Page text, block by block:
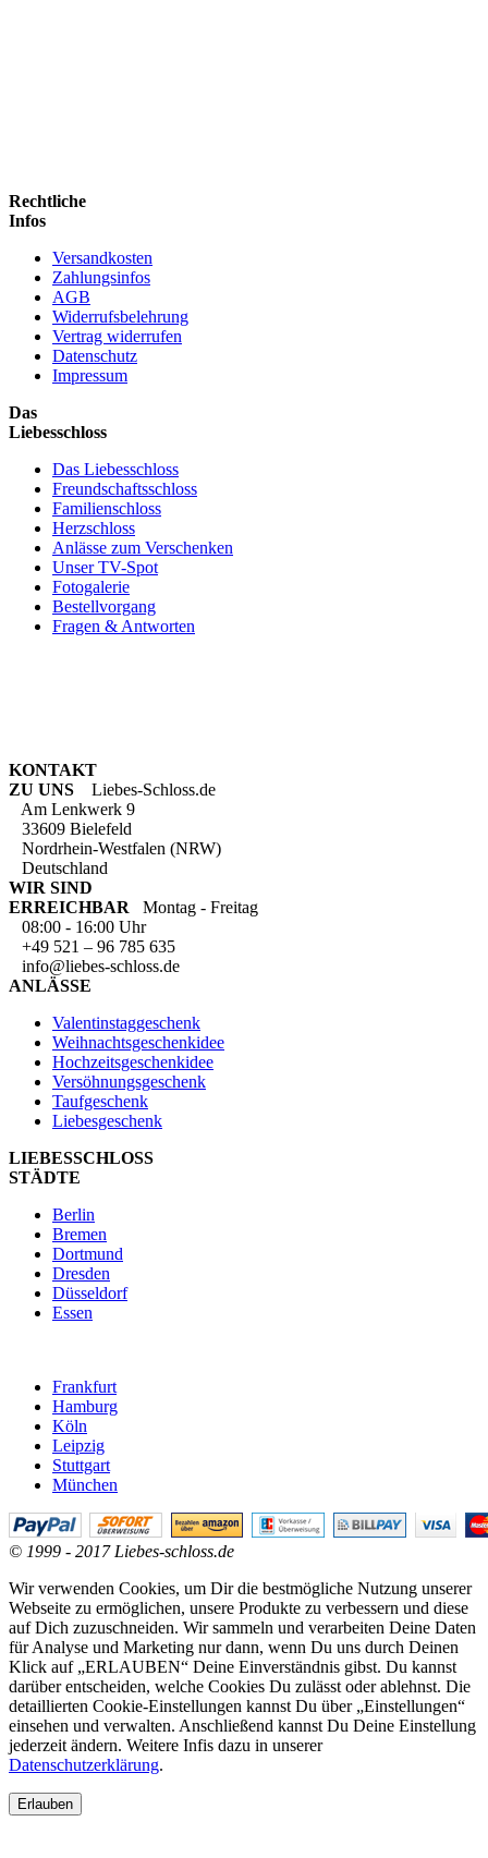
Rechtliche
Infos
Versandkosten
Zahlungsinfos
AGB
Widerrufsbelehrung
Vertrag widerrufen
Datenschutz
Impressum
Das
Liebesschloss
Das Liebesschloss
Freundschaftsschloss
Familienschloss
Herzschloss
Anlässe zum Verschenken
Unser TV-Spot
Fotogalerie
Bestellvorgang
Fragen & Antworten
KONTAKT
ZU UNS
Liebes-Schloss.de
Am Lenkwerk 9
33609 Bielefeld
Nordrhein-Westfalen (NRW)
Deutschland
WIR SIND
ERREICHBAR
Montag - Freitag
08:00 - 16:00 Uhr
+49 521 – 96 785 635
info@liebes-schloss.de
ANLÄSSE
Valentinstaggeschenk
Weihnachtsgeschenkidee
Hochzeitsgeschenkidee
Versöhnungsgeschenk
Taufgeschenk
Liebesgeschenk
LIEBESSCHLOSS
STÄDTE
Berlin
Bremen
Dortmund
Dresden
Düsseldorf
Essen
Frankfurt
Hamburg
Köln
Leipzig
Stuttgart
München
© 1999 - 2017 Liebes-schloss.de
Wir verwenden Cookies, um Dir die bestmögliche Nutzung unserer
Webseite zu ermöglichen, unsere Produkte zu verbessern und diese
auf Dich zuzuschneiden. Wir sammeln und verarbeiten Deine Daten
für Analyse und Marketing nur dann, wenn Du uns durch Deinen
Klick auf „ERLAUBEN“ Deine Einverständnis gibst. Du kannst
darüber entscheiden, welche Cookies Du zulässt oder ablehnst. Die
detaillierten Cookie-Einstellungen kannst Du über „Einstellungen“
einsehen und verwalten. Anschließend kannst Du Deine Einstellung
jederzeit ändern. Weitere Infis dazu in unserer
Datenschutzerklärung.
Erlauben